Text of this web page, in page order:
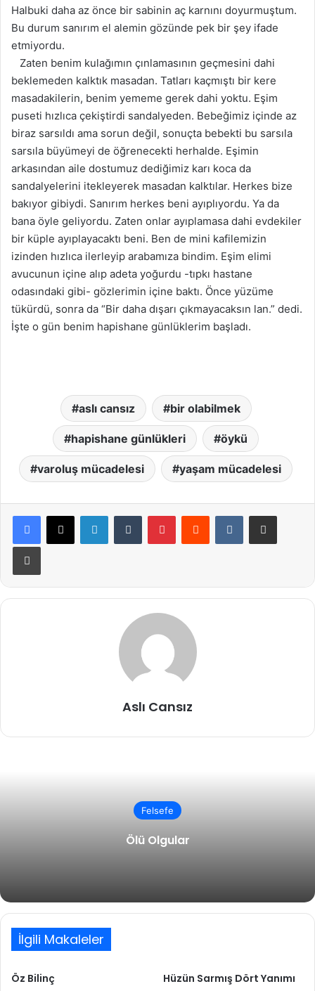
Halbuki daha az önce bir sabinin aç karnını doyurmuştum.
Bu durum sanırım el alemin gözünde pek bir şey ifade
etmiyordu.
Zaten benim kulağımın çınlamasının geçmesini dahi
beklemeden kalktık masadan. Tatları kaçmıştı bir kere
masadakilerin, benim yememe gerek dahi yoktu. Eşim
puseti hızlıca çekiştirdi sandalyeden. Bebeğimiz içinde az
biraz sarsıldı ama sorun değil, sonuçta bebekti bu sarsıla
sarsıla büyümeyi de öğrenecekti herhalde. Eşimin
arkasından aile dostumuz dediğimiz karı koca da
sandalyelerini itekleyerek masadan kalktılar. Herkes bize
bakıyor gibiydi. Sanırım herkes beni ayıplıyordu. Ya da
bana öyle geliyordu. Zaten onlar ayıplamasa dahi evdekiler
bir küple ayıplayacaktı beni. Ben de mini kafilemizin
izinden hızlıca ilerleyip arabamıza bindim. Eşim elimi
avucunun içine alıp adeta yoğurdu -tıpkı hastane
odasındaki gibi- gözlerimin içine baktı. Önce yüzüme
tükürdü, sonra da “Bir daha dışarı çıkmayacaksın lan.” dedi.
İşte o gün benim hapishane günlüklerim başladı.
aslı cansız bir olabilmek
hapishane günlükleri öykü
varoluş mücadelesi yaşam mücadelesi
LinkedInTumblr PinterestReddit VKontakteE-Posta ile paylaş
Yazdır
Aslı Cansız
Felsefe
Ölü Olgular
İlgili Makaleler
Öz Bilinç Hüzün Sarmış Dört Yanımı